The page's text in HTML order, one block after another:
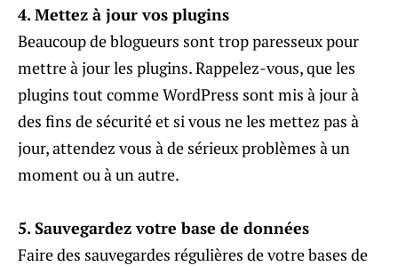
4. Mettez à jour vos plugins
Beaucoup de blogueurs sont trop paresseux pour
mettre à jour les plugins. Rappelez-vous, que les
plugins tout comme WordPress sont mis à jour à
des fins de sécurité et si vous ne les mettez pas à
jour, attendez vous à de sérieux problèmes à un
moment ou à un autre.
5. Sauvegardez votre base de données
Faire des sauvegardes régulières de votre bases de